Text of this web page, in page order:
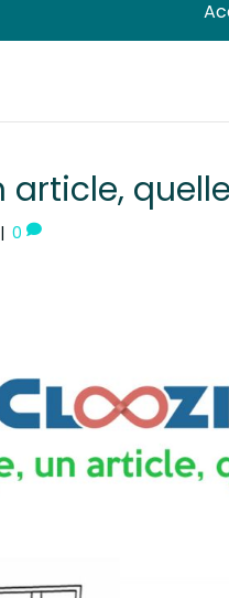
article,
| 0